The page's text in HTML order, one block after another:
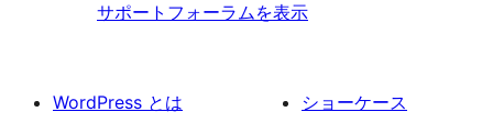
サポートフォーラムを表示
WordPress とは
ショーケース